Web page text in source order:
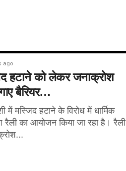
ago
हटाने को लेकर जनाक्रोश
बैरियर…
में मस्जिद हटाने के विरोध में धार्मिक
रैली का आयोजन किया जा रहा है। रैली